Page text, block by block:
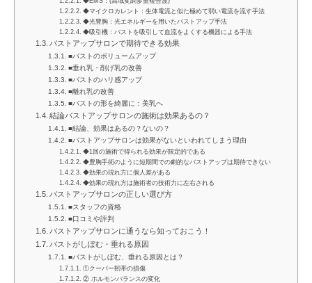
◆マイクロカレント：生体電流と似た極めて弱い電流を流す手法
◆光豊胸：光エネルギーを用いたバストアップ手法
◆吸引機：バストを吸引して血流をよくする機器による手法
バストアップサロンで期待できる効果
■バストのボリュームアップ
■垂れ乳・削げ乳の改善
■バストのハリ感アップ
■離れ乳の改善
■バストの形を綺麗に：美乳へ
結論バストアップサロンの施術は効果あるの？
■結論、効果はあるの？ないの？
■バストアップサロンは効果がないといわれてしまう理由
◆1回の施術で得られる効果が限定的である
◆豊胸手術のように短期間での劇的なバストアップは期待できない
◆効果の現れ方に個人差がある
◆効果の現れ方は施術者の技術力に左右される
バストアップサロンの正しい選び方
■スタッフの資格
■口コミや評判
バストアップサロンに通うなら知っておこう！
バストがしぼむ・垂れる原因
■バストがしぼむ、垂れる原因とは？
①クーパー靭帯の損傷
② ホルモンバランスの変化